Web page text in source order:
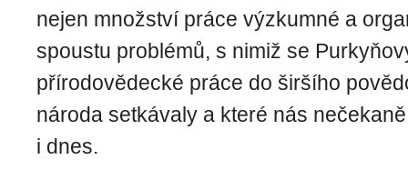
nejen množství práce výzkumné a
spoustu problémů, s nimiž se
přírodovědecké práce do širšího
národa setkávaly a které nás
i dnes.